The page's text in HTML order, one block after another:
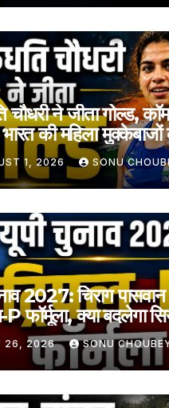
चौधरी ने जीता गोल्ड,
की महिला मुक्केबाजों
1, 2026 SONU
2027: चिराग
फॉर्मूला, क्या बदलेगा
26, 2026 SONU